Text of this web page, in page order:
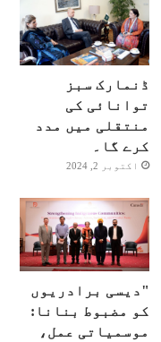
ڈنمارک سبز
توانائی کی
منتقلی میں مدد
کرے گا۔
اکتوبر 2, 2024
"دیسی برادریوں
کو مضبوط بنانا:
موسمیاتی عمل،